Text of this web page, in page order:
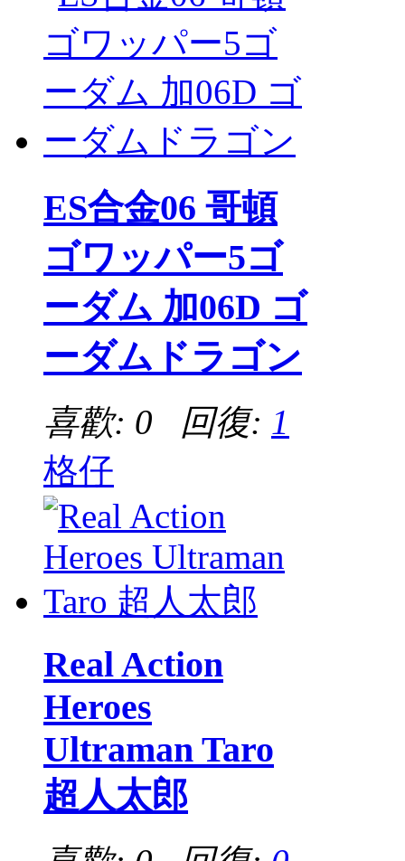
ES合金06 哥頓
ゴワッパー5ゴ
ーダム 加06D ゴ
ーダムドラゴン
喜歡: 0 回復: 1
格仔
Real Action
Heroes
Ultraman Taro
超人太郎